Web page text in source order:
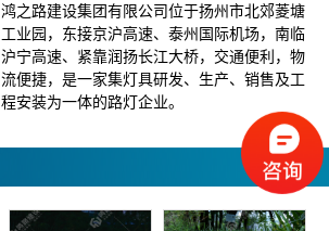
鸿之路建设集团有限公司位于扬州市北郊菱塘
工业园，东接京沪高速、泰州国际机场，南临
沪宁高速、紧靠润扬长江大桥，交通便利，物
流便捷，是一家集灯具研发、生产、销售及工
程安装为一体的路灯企业。